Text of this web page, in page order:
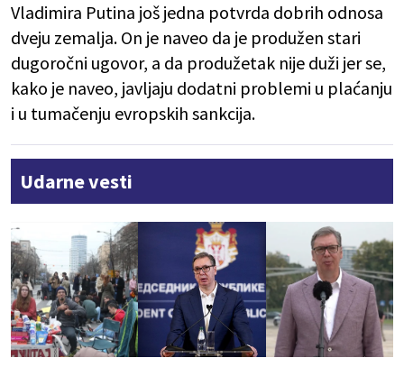
Vladimira Putina još jedna potvrda dobrih odnosa
dveju zemalja. On je naveo da je produžen stari
dugoročni ugovor, a da produžetak nije duži jer se,
kako je naveo, javljaju dodatni problemi u plaćanju
i u tumačenju evropskih sankcija.
Udarne vesti